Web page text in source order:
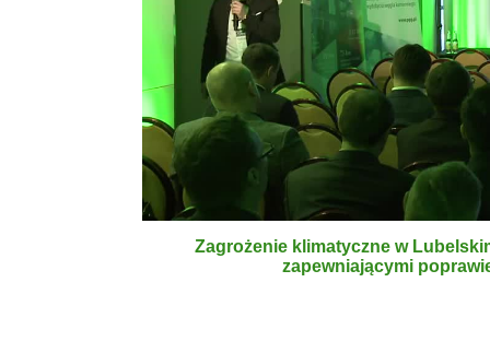
Zagrożenie klimatyczne w
zapewniającymi